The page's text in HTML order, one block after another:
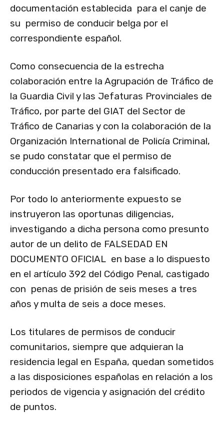
documentación establecida para el canje de
su permiso de conducir belga por el
correspondiente español.
Como consecuencia de la estrecha
colaboración entre la Agrupación de Tráfico de
la Guardia Civil y las Jefaturas Provinciales de
Tráfico, por parte del GIAT del Sector de
Tráfico de Canarias y con la colaboración de la
Organización International de Policía Criminal,
se pudo constatar que el permiso de
conducción presentado era falsificado.
Por todo lo anteriormente expuesto se
instruyeron las oportunas diligencias,
investigando a dicha persona como presunto
autor de un delito de FALSEDAD EN
DOCUMENTO OFICIAL en base a lo dispuesto
en el artículo 392 del Código Penal, castigado
con penas de prisión de seis meses a tres
años y multa de seis a doce meses.
Los titulares de permisos de conducir
comunitarios, siempre que adquieran la
residencia legal en España, quedan sometidos
a las disposiciones españolas en relación a los
periodos de vigencia y asignación del crédito
de puntos.